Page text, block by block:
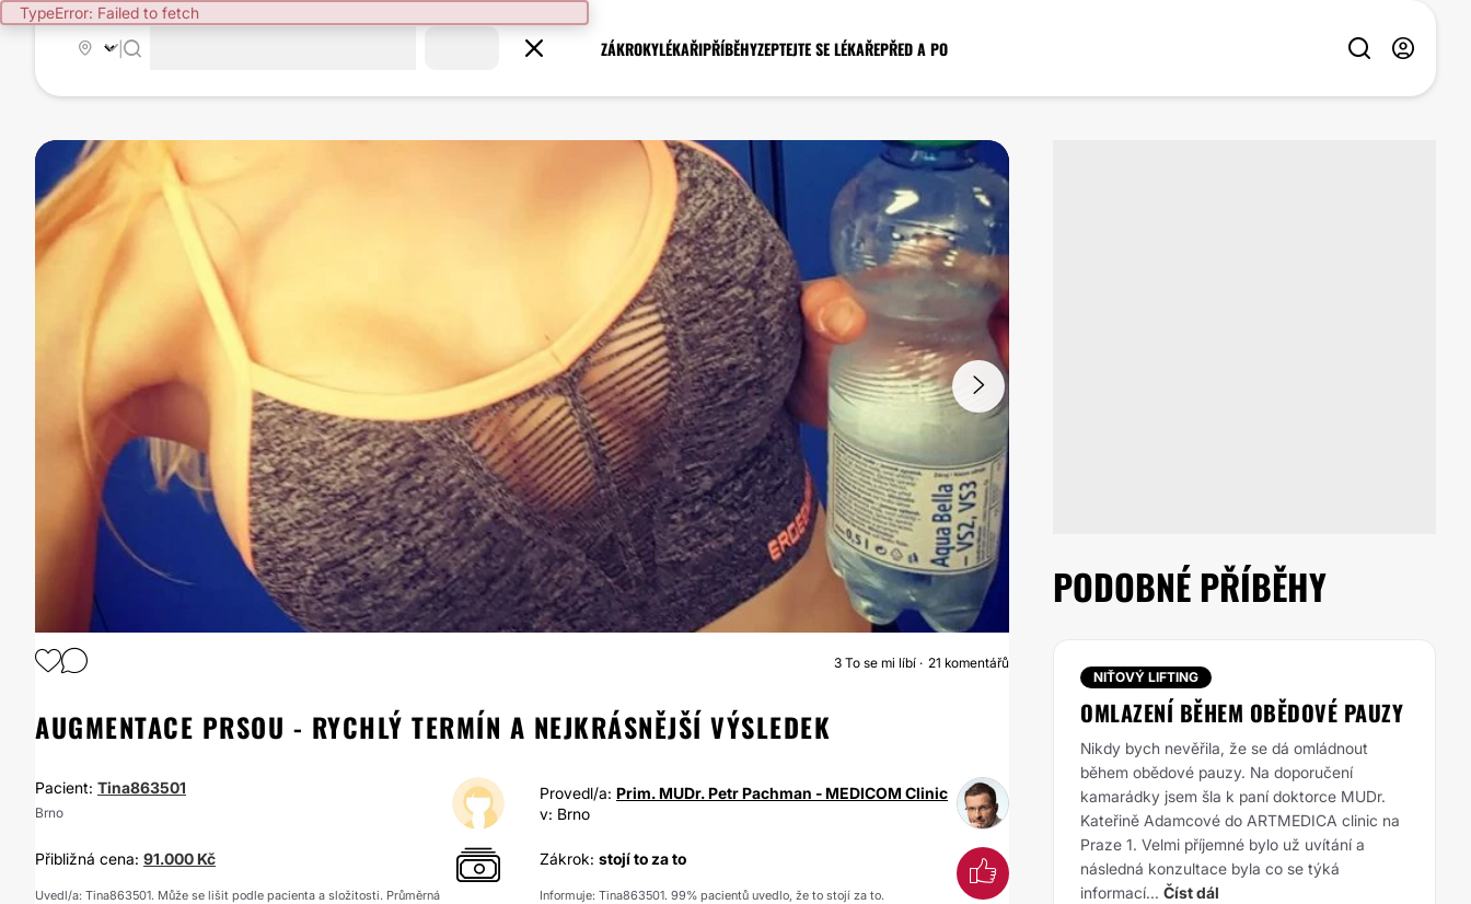
TypeError: Failed to fetch
ZÁKROKYLÉKAŘIPŘÍBĚHYZEPTEJTE SE LÉKAŘEPŘED A PO
MODELACE PRSOU S AUGMENTACÍ
3 To se mi líbí 21 komentářů
AUGMENTACE PRSOU - RYCHLÝ TERMÍN A NEJKRÁSNĚJŠÍ VÝSLEDEK
Pacient: Tina863501
Brno
Provedl/a: Prim. MUDr. Petr Pachman - MEDICOM Clinic
v: Brno
Přibližná cena: 91.000 Kč
Uvedl/a: Tina863501. Může se lišit podle pacienta a složitosti. Průměrná
Zákrok: stojí to za to
Informuje: Tina863501. 99% pacientů uvedlo, že to stojí za to.
PODOBNÉ PŘÍBĚHY
NIŤOVÝ LIFTING
OMLAZENÍ BĚHEM OBĚDOVÉ PAUZY
Nikdy bych nevěřila, že se dá omládnout
během obědové pauzy. Na doporučení
kamarádky jsem šla k paní doktorce MUDr.
Kateřině Adamcové do ARTMEDICA clinic na
Praze 1. Velmi příjemné bylo už uvítání a
následná konzultace byla co se týká
informací... Číst dál